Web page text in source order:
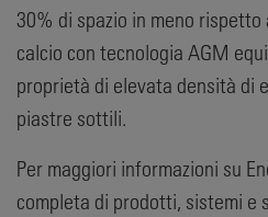
30% di spazio in meno
calcio con tecnologia AGM
proprietà di elevata densità di
piastre sottili.
Per maggiori informazioni su
completa di prodotti, sistemi e